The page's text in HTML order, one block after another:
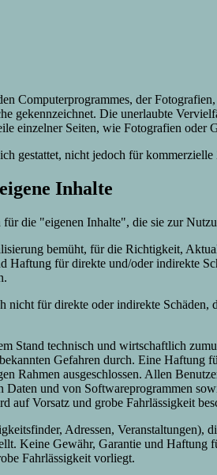
Computerprogrammes, der
gekennzeichnet. Die unerlaubte
einzelner Seiten, wie Fotografien oder
gestattet, nicht jedoch für kommerzielle
Inhalte
die "eigenen Inhalte", die sie zur
bemüht, für die Richtigkeit,
für direkte und/oder indirekte
nicht für direkte oder indirekte
Stand technisch und wirtschaftlich
Gefahren durch. Eine
Rahmen ausgeschlossen. Allen
und von Softwareprogrammen
auf Vorsatz und grobe Fahrlässigkeit
Adressen, Veranstaltungen),
Keine Gewähr, Garantie und
Fahrlässigkeit vorliegt.